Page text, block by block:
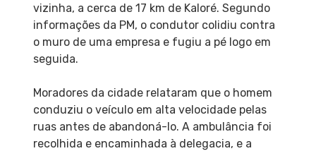
vizinha, a cerca de 17 km de Kaloré. Segundo
informações da PM, o condutor colidiu contra
o muro de uma empresa e fugiu a pé logo em
seguida.
Moradores da cidade relataram que o homem
conduziu o veículo em alta velocidade pelas
ruas antes de abandoná-lo. A ambulância foi
recolhida e encaminhada à delegacia, e a